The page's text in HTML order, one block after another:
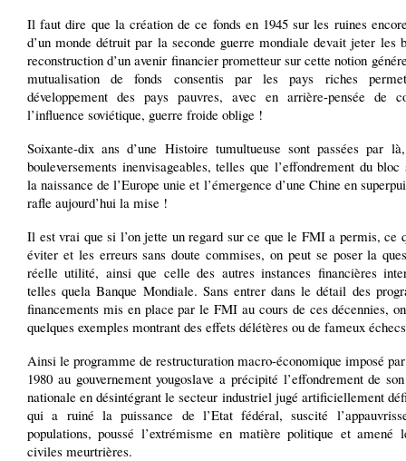
Il faut dire que la création de ce fonds en 1945 sur les ruines
d’un monde détruit par la seconde guerre mondiale devait jeter les
reconstruction d’un avenir financier prometteur sur cette notion
mutualisation de fonds consentis par les pays riches
développement des pays pauvres, avec en arrière-pensée de
l’influence soviétique, guerre froide oblige !
Soixante-dix ans d’une Histoire tumultueuse sont passées par
bouleversements inenvisageables, telles que l’effondrement du bloc
la naissance de l’Europe unie et l’émergence d’une Chine en
rafle aujourd’hui la mise !
Il est vrai que si l’on jette un regard sur ce que le FMI a permis, ce
éviter et les erreurs sans doute commises, on peut se poser la
réelle utilité, ainsi que celle des autres instances financières
telles quela Banque Mondiale. Sans entrer dans le détail des
financements mis en place par le FMI au cours de ces décennies,
quelques exemples montrant des effets délétères ou de fameux
Ainsi le programme de restructuration macro-économique imposé
1980 au gouvernement yougoslave a précipité l’effondrement de
nationale en désintégrant le secteur industriel jugé artificiellement
qui a ruiné la puissance de l’Etat fédéral, suscité
populations, poussé l’extrémisme en matière politique et amené
civiles meurtrières.